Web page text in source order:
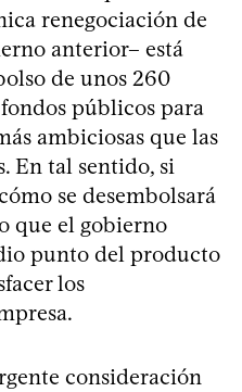
renegociación de
anterior– está
de unos 260
públicos para
ambiciosas que las
En tal sentido, si
se desembolsará
que el gobierno
punto del producto
los
consideración